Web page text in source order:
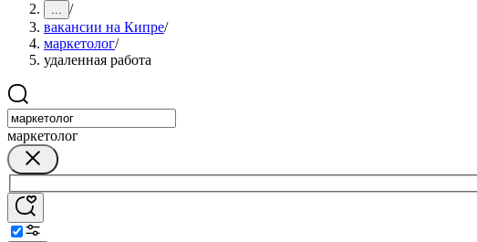
... /
вакансии на Кипре/
маркетолог/
удаленная работа
маркетолог